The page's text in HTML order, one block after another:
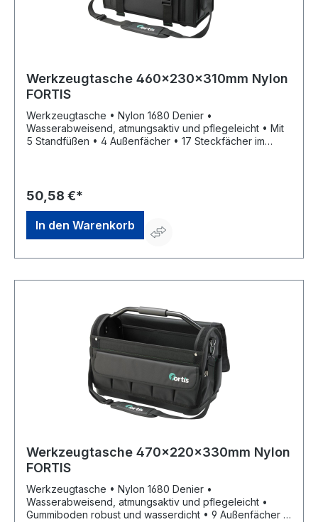
Werkzeugtasche 460x230x310mm Nylon
FORTIS
Werkzeugtasche • Nylon 1680 Denier •
Wasserabweisend, atmungsaktiv und pflegeleicht • Mit
5 Standfüßen • 4 Außenfächer • 17 Steckfächer im
50,58 €*
In den Warenkorb
Werkzeugtasche 470x220x330mm Nylon
FORTIS
Werkzeugtasche • Nylon 1680 Denier •
Wasserabweisend, atmungsaktiv und pflegeleicht •
Gummiboden robust und wasserdicht • 9 Außenfächer •